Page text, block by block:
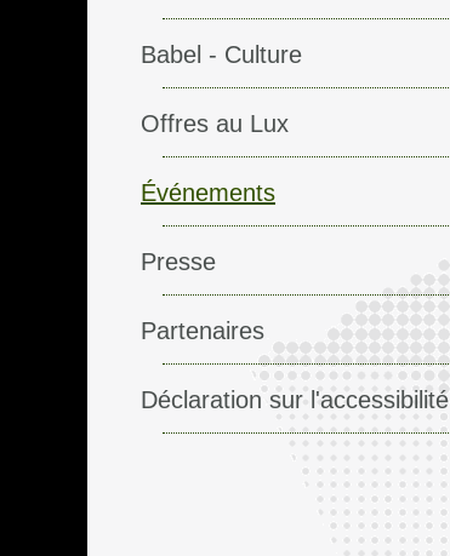
Babel - Culture
Offres au Lux
Événements
Presse
Partenaires
Déclaration sur l'accessibilité